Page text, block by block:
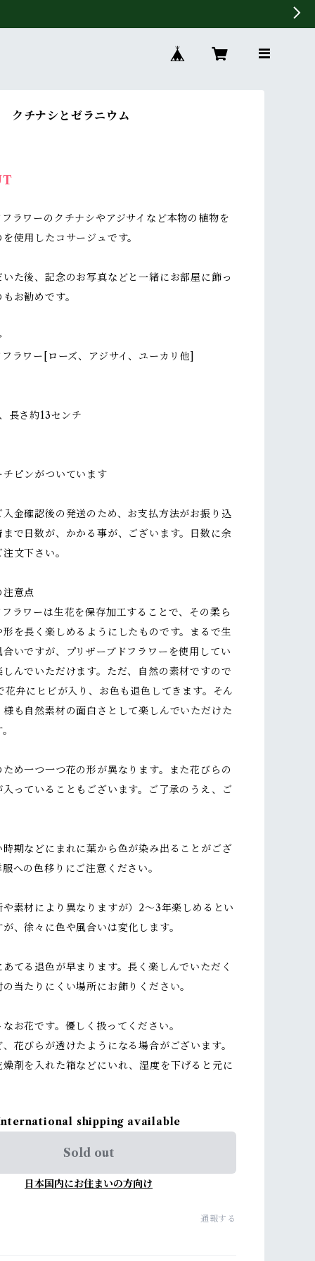
クチナシとゼラニウム
ラワーのクチナシやアジサイなど本物の植物を
使用したコサージュです。
た後、記念のお写真などと一緒にお部屋に飾っ
お勧めです。
ラワー[ローズ、アジサイ、ユーカリ他]
長さ約13センチ
ピンがついています
金確認後の発送のため、お支払方法がお振り込
で日数が、かかる事が、ございます。日数に余
文下さい。
意点
ラワーは生花を保存加工することで、その柔ら
を長く楽しめるようにしたものです。まるで生
いですが、プリザーブドフラワーを使用してい
んでいただけます。ただ、自然の素材ですので
花弁にヒビが入り、お色も退色してきます。そん
も自然素材の面白さとして楽しんでいただけた
め一つ一つ花の形が異なります。また花びらの
っていることもございます。ご了承のうえ、ご
期などにまれに葉から色が染み出ることがござ
への色移りにご注意ください。
素材により異なりますが）2～3年楽しめるとい
、徐々に色や風合いは変化します。
てる退色が早まります。長く楽しんでいただく
当たりにくい場所にお飾りください。
お花です。優しく扱ってください。
花びらが透けたようになる場合がございます。
剤を入れた箱などにいれ、湿度を下げると元に
shipping available
Sold out
日本国内にお住まいの方向け
通報する